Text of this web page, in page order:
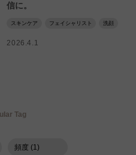
信に。
スキンケア フェイシャリスト 洗顔
2026.4.1
Tag
頻度 (1)